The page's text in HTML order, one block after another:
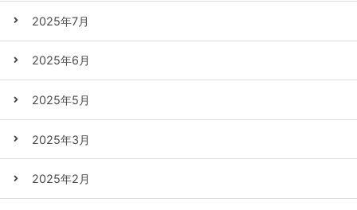
2025年7月
2025年6月
2025年5月
2025年3月
2025年2月